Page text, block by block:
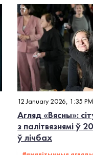
12 January 2026, 1:35 PM
Агляд «Вясны»:
з палітвязнямі ў
ў лічбах